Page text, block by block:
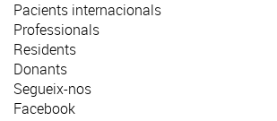
Pacients internacionals
Professionals
Residents
Donants
Segueix-nos
Facebook